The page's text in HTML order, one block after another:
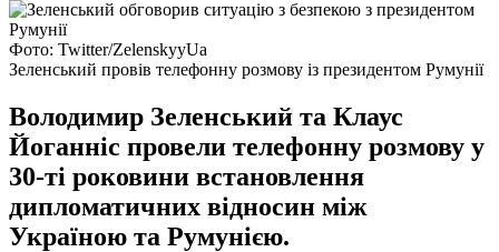
Фото: Twitter/ZelenskyyUa
Зеленський провів телефонну розмову із президентом Румунії
Володимир Зеленський та Клаус
Йоганніс провели телефонну розмову у
30-ті роковини встановлення
дипломатичних відносин між
Україною та Румунією.